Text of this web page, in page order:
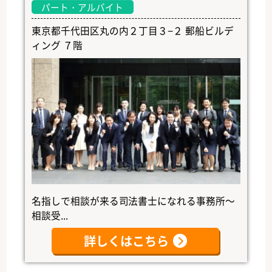
パート・アルバイト
東京都千代田区丸の内２丁目３−２ 郵船ビルデ
ィング ７階
名指しで相談が来る司法書士になれる事務所～
相談受...
詳しくはこちら